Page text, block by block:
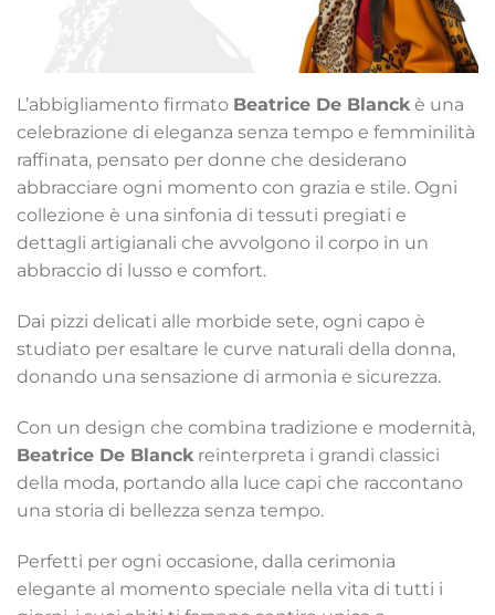
L’abbigliamento firmato Beatrice De Blanckè una
celebrazione di eleganza senza tempo e femminilità
raffinata, pensato per donne che desiderano
abbracciare ogni momento con grazia e stile. Ogni
collezione è una sinfonia di tessuti pregiati e
dettagli artigianali che avvolgono il corpo in un
abbraccio di lusso e comfort.
Dai pizzi delicati alle morbide sete, ogni capo è
studiato per esaltare le curve naturali della donna,
donando una sensazione di armonia e sicurezza.
Con un design che combina tradizione e modernità,
Beatrice De Blanck reinterpreta i grandi classici
della moda, portando alla luce capi che raccontano
una storia di bellezza senza tempo.
Perfetti per ogni occasione, dalla cerimonia
elegante al momento speciale nella vita di tutti i